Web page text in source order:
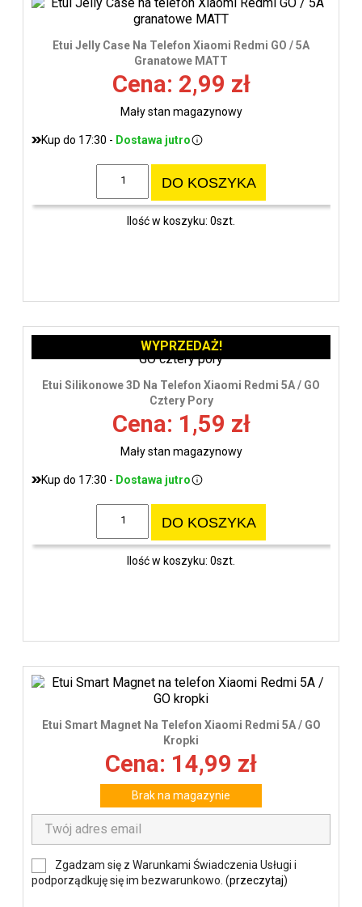
Etui Jelly Case Na Telefon Xiaomi Redmi GO / 5A
Granatowe MATT
Cena: 2,99 zł
Mały stan magazynowy
Kup do 17:30 - Dostawa jutro
DO KOSZYKA
Ilość w koszyku: 0szt.
Etui Silikonowe 3D Na Telefon Xiaomi Redmi 5A / GO
Cztery Pory
Cena: 1,59 zł
Mały stan magazynowy
Kup do 17:30 - Dostawa jutro
DO KOSZYKA
Ilość w koszyku: 0szt.
WYPRZEDAŻ!
Etui Smart Magnet Na Telefon Xiaomi Redmi 5A / GO
Kropki
Cena: 14,99 zł
Brak na magazynie
Zgadzam się z Warunkami Świadczenia Usługi i
podporządkuję się im bezwarunkowo. (przeczytaj)